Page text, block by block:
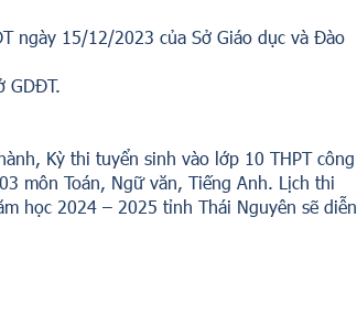
ngày 15/12/2023 của Sở Giáo dục và Đào
GDĐT.
Kỳ thi tuyển sinh vào lớp 10 THPT công
môn Toán, Ngữ văn, Tiếng Anh. Lịch thi
học 2024 – 2025 tỉnh Thái Nguyên sẽ diễn